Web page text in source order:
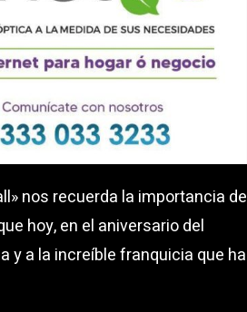
nos recuerda la importancia de
hoy, en el aniversario del
y a la increíble franquicia que ha